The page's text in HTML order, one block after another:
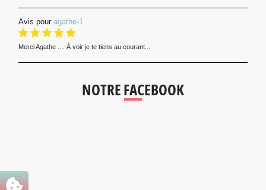
Avis pour agathe-1
Merci Agathe .... À voir je te tiens au courant...
NOTRE FACEBOOK